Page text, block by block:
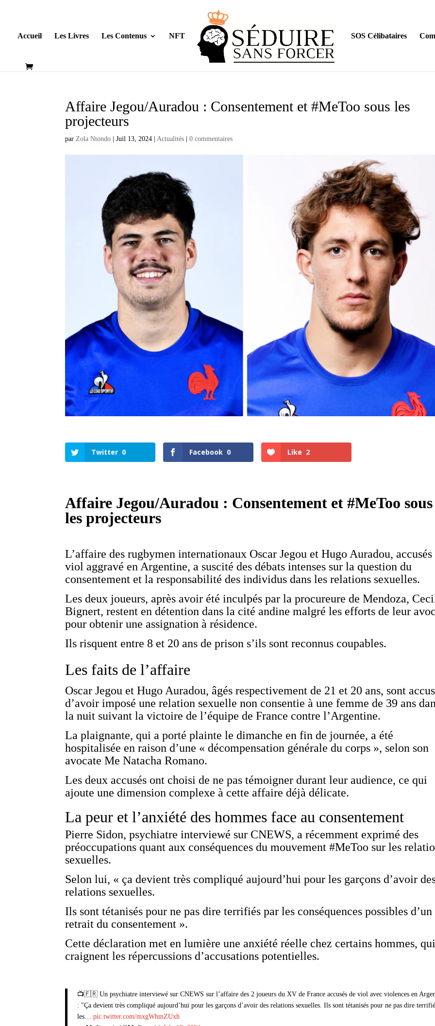
Accueil Les Livres Les Contenus NFT SOS Célibataires
Affaire Jegou/Auradou : Consentement et #MeToo sous les
projecteurs
parZola Ntondo |Juil 13, 2024 |Actualités |0 commentaires
Twitter 0 Facebook 0 Like 2
Affaire Jegou/Auradou : Consentement et #MeToo sous
les projecteurs
L’affaire des rugbymen internationaux Oscar Jegou et Hugo Auradou, accusés
viol aggravé en Argentine, a suscité des débats intenses sur la question du
consentement et la responsabilité des individus dans les relations sexuelles.
Les deux joueurs, après avoir été inculpés par la procureure de Mendoza,
Bignert, restent en détention dans la cité andine malgré les efforts de leur
pour obtenir une assignation à résidence.
Ils risquent entre 8 et 20 ans de prison s’ils sont reconnus coupables.
Les faits de l’affaire
Oscar Jegou et Hugo Auradou, âgés respectivement de 21 et 20 ans, sont
d’avoir imposé une relation sexuelle non consentie à une femme de 39 ans
la nuit suivant la victoire de l’équipe de France contre l’Argentine.
La plaignante, qui a porté plainte le dimanche en fin de journée, a été
hospitalisée en raison d’une « décompensation générale du corps », selon son
avocate Me Natacha Romano.
Les deux accusés ont choisi de ne pas témoigner durant leur audience, ce qui
ajoute une dimension complexe à cette affaire déjà délicate.
La peur et l’anxiété des hommes face au consentement
Pierre Sidon, psychiatre interviewé sur CNEWS, a récemment exprimé des
préoccupations quant aux conséquences du mouvement #MeToo sur les
sexuelles.
Selon lui, « ça devient très compliqué aujourd’hui pour les garçons d’avoir
relations sexuelles.
Ils sont tétanisés pour ne pas dire terrifiés par les conséquences possibles d’un
retrait du consentement ».
Cette déclaration met en lumière une anxiété réelle chez certains hommes, qui
craignent les répercussions d’accusations potentielles.
📺🇫🇷 Un psychiatre interviewé sur CNEWS sur l’affaire des 2 joueurs du XV de France accusés de viol avec violences en
: "Ça devient très compliqué aujourd’hui pour les garçons d’avoir des relations sexuelles. Ils sont tétanisés pour ne pas dire
les…pic.twitter.com/mxgWhmZUxh